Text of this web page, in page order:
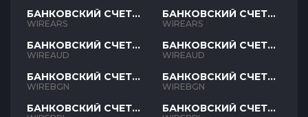
БАНКОВСКИЙ СЧЕТ
ARS
WIREARS
БАНКОВСКИЙ СЧЕТ
AUD
WIREAUD
БАНКОВСКИЙ СЧЕТ
BGN
WIREBGN
БАНКОВСКИЙ СЧЕТ
БАНКОВСКИЙ СЧЕТ
ARS
WIREARS
БАНКОВСКИЙ СЧЕТ
AUD
WIREAUD
БАНКОВСКИЙ СЧЕТ
BGN
WIREBGN
БАНКОВСКИЙ СЧЕТ